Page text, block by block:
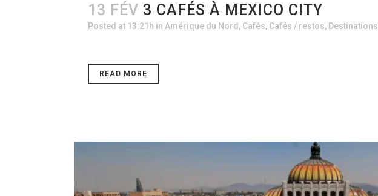
13 FÉV 3 CAFÉS À MEXICO CITY
Posted at 13:21h in Amérique du Nord , Cafés, Cafés / restos, Destinations
READ MORE